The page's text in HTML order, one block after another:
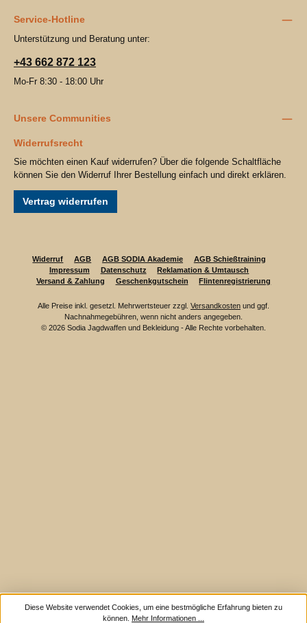
Service-Hotline
Unterstützung und Beratung unter:
+43 662 872 123
Mo-Fr 8:30 - 18:00 Uhr
Unsere Communities
Widerrufsrecht
Sie möchten einen Kauf widerrufen? Über die folgende Schaltfläche
können Sie den Widerruf Ihrer Bestellung einfach und direkt erklären.
Vertrag widerrufen
Widerruf AGB AGB SODIA Akademie
AGB Schießtraining
Impressum
Datenschutz
Reklamation & Umtausch
Versand & Zahlung
Geschenkgutschein Flintenregistrierung
Alle Preise inkl. gesetzl. Mehrwertsteuer zzgl. Versandkosten und ggf.
Nachnahmegebühren, wenn nicht anders angegeben.
© 2026 Sodia Jagdwaffen und Bekleidung - Alle Rechte vorbehalten.
Diese Website verwendet Cookies, um eine bestmögliche Erfahrung bieten zu
können. Mehr Informationen ...